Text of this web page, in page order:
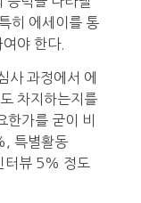
히 에세이를 통
야 한다.
사 과정에서 에
차지하는지를
한가를 굳이 비
특별활동
뷰 5% 정도